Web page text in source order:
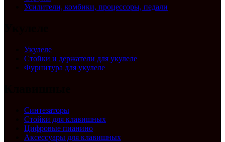
Усилители, комбики, процессоры, педали
Укулеле
Стойки и держатели для укулеле
Фурнитура для укулеле
Синтезаторы
Стойки для клавишных
Цифровые пианино
Аксессуары для клавишных